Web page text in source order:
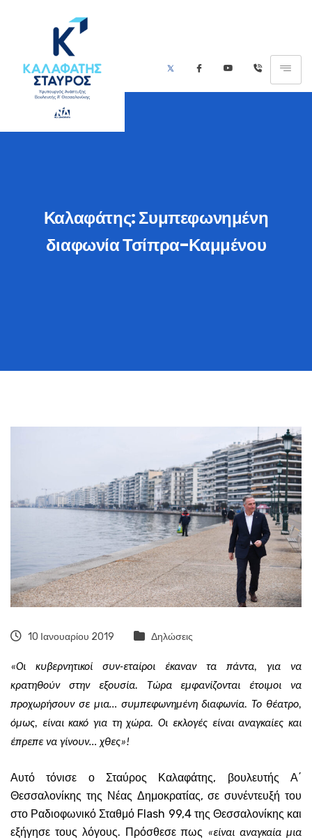
Καλαφάτης: Συμπεφωνημένη
διαφωνία Τσίπρα-Καμμένου
10 Ιανουαρίου 2019 Δηλώσεις
«Οι κυβερνητικοί συν-εταίροι έκαναν τα πάντα, για να
κρατηθούν στην εξουσία. Τώρα εμφανίζονται έτοιμοι να
προχωρήσουν σε μια… συμπεφωνημένη διαφωνία. Το θέατρο,
όμως, είναι κακό για τη χώρα. Οι εκλογές είναι αναγκαίες και
έπρεπε να γίνουν… χθες»!
Αυτό τόνισε ο Σταύρος Καλαφάτης, βουλευτής Α΄
Θεσσαλονίκης της Νέας Δημοκρατίας, σε συνέντευξή του
στο Ραδιοφωνικό Σταθμό Flash 99,4 της Θεσσαλονίκης και
εξήγησε τους λόγους. Πρόσθεσε πως «είναι αναγκαία μια